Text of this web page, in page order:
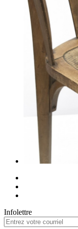
Infolettre